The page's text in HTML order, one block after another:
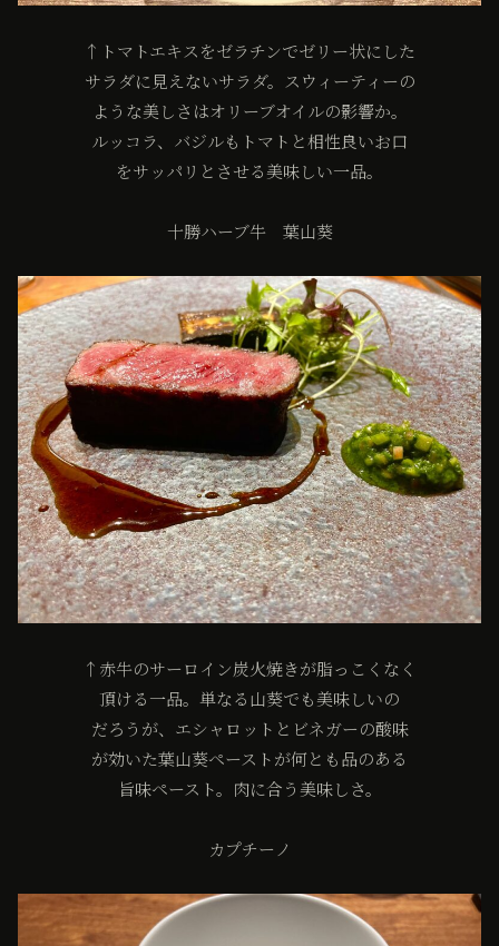
↑トマトエキスをゼラチンでゼリー状にした
サラダに見えないサラダ。スウィーティーの
ような美しさはオリーブオイルの影響か。
ルッコラ、バジルもトマトと相性良いお口
をサッパリとさせる美味しい一品。
十勝ハーブ牛 葉山葵
↑赤牛のサーロイン炭火焼きが脂っこくなく
頂ける一品。単なる山葵でも美味しいの
だろうが、エシャロットとビネガーの酸味
が効いた葉山葵ペーストが何とも品のある
旨味ペースト。肉に合う美味しさ。
カプチーノ